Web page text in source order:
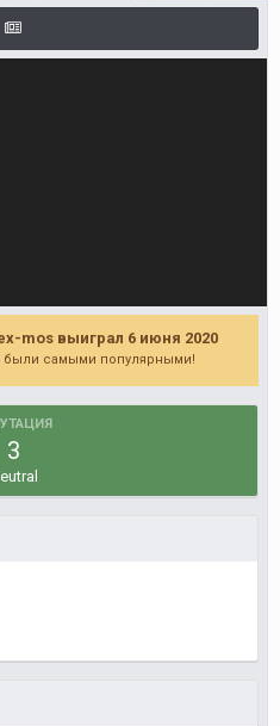
mos выиграл 6 июня 2020
были самыми популярными!
3